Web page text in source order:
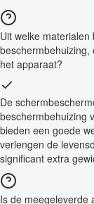
Uit welke
het apparaat?
De
beschermbehuizing
bieden een goede
verlengen de
significant extra
Is de meegeleverde